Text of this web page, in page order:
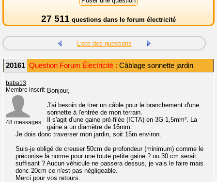
27 511 questions dans le forum électricité
Liste des questions
20161 Question Forum Électricité : Câblage sonnette jardin
baba13
Membre inscrit
48 messages
Bonjour,
J'ai besoin de tirer un câble pour le branchement d'une
sonnette à l'entrée de mon terrain.
Il s'agit d'une gaine pré-filée (ICTA) en 3G 1,5mm². La
gaine a un diamètre de 16mm.
Je dois donc traverser mon jardin, soit 15m environ.
Suis-je obligé de creuser 50cm de profondeur (minimum) comme le
préconise la norme pour une toute petite gaine ? ou 30 cm serait
suffisant ? Aucun véhicule ne passera dessus, je vais le faire mais
donc 20cm ce n'est pas négligeable.
Merci pour vos retours.